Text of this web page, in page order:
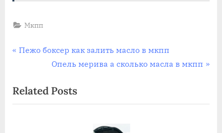
Мкпп
Навигация
записям
P
v
i
Пежо боксер как залить масло в мкпп
N
x
t
Опель мерива а сколько масла в мкпп
Related Posts